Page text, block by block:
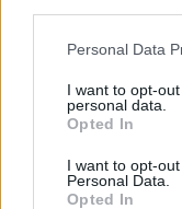
Personal Data
I want to opt-
personal data.
Opted In
I want to opt-
Personal Data.
Opted In
και